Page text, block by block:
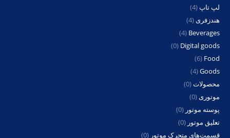
لپ تاپ(4)
هندزفری(4)
Beverages
(4)
Digital goods
(0)
Food
(6)
Goods
(4)
محصولات(0)
موتوری(0)
پوسته موتور (0)
تعلیق موتور (0)
قسمت‌های متحرک موتور (0)